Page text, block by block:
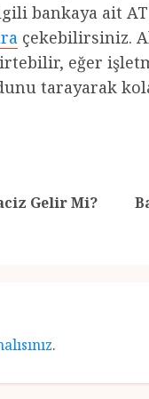
bankaya ait
çekebilirsiniz.
eğer
tarayarak
Gelir Mi?
Next
.